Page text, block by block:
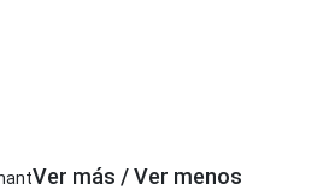
Ver más / Ver menos